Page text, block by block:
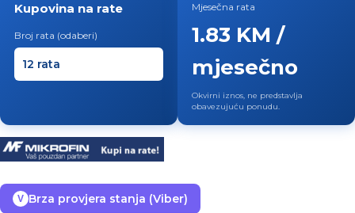
Kupovina na rate
Broj rata (odaberi)
Mjesečna rata
1.83 KM /
mjesečno
Okvirni iznos, ne predstavlja
obavezujuću ponudu.
V Brza provjera stanja (Viber)